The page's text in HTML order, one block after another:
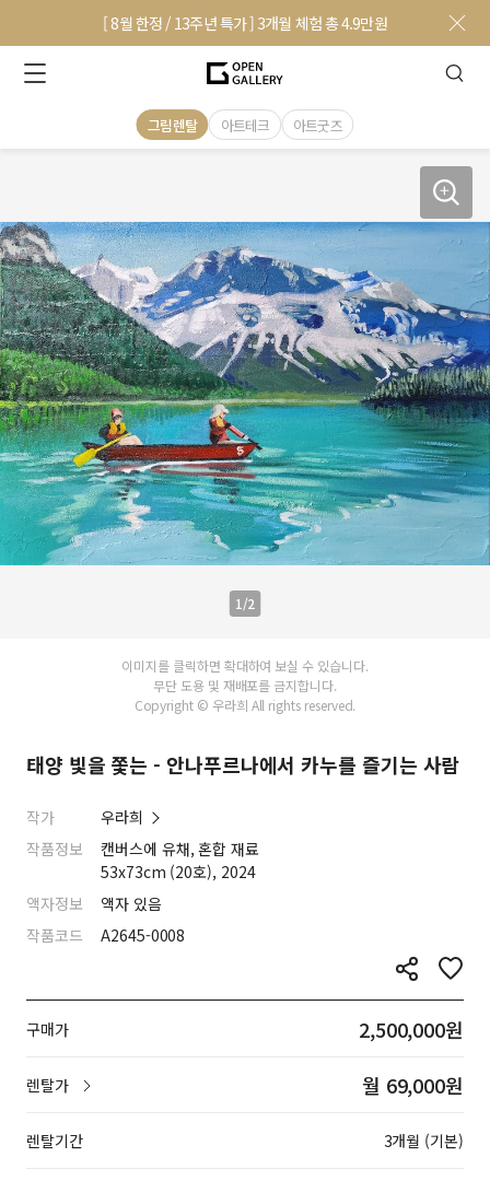
[ 8월 한정 / 13주년 특가 ] 3개월 체험 총 4.9만원
그림렌탈 아트테크 아트굿즈
1/2
이미지를 클릭하면 확대하여 보실 수 있습니다.
무단 도용 및 재배포를 금지합니다.
Copyright © 우라희 All rights reserved.
태양 빛을 쫓는 - 안나푸르나에서 카누를 즐기는 사람
작가
우라희
작품정보
캔버스에 유채, 혼합 재료
53x73cm (20호), 2024
액자정보
액자 있음
작품코드
A2645-0008
구매가 2,500,000원
렌탈가 월 69,000원
렌탈기간 3개월 (기본)